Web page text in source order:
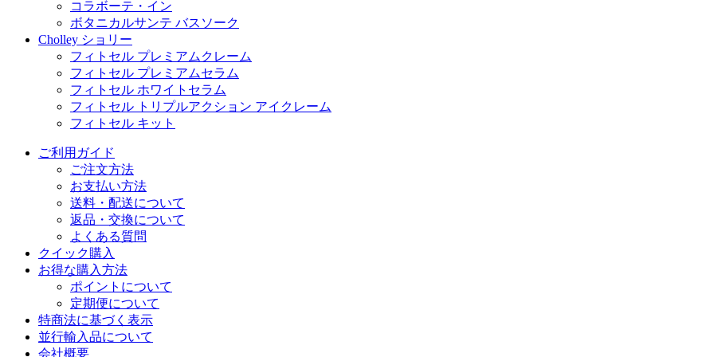
コラボーテ・イン
ボタニカルサンテ バスソーク
Cholley ショリー
フィトセル プレミアムクレーム
フィトセル プレミアムセラム
フィトセル ホワイトセラム
フィトセル トリプルアクション アイクレーム
フィトセル キット
ご利用ガイド
ご注文方法
お支払い方法
送料・配送について
返品・交換について
よくある質問
クイック購入
お得な購入方法
ポイントについて
定期便について
特商法に基づく表示
並行輸入品について
会社概要